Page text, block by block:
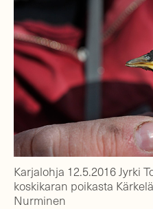
Karjalohja 12.5.2016 Jyrki
koskikaran poikasta
Nurminen